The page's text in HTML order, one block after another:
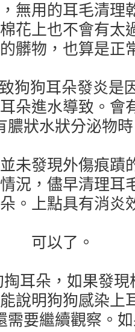
無用的耳毛清理
花上也不會有太
髒物，也算是正
狗耳朵發炎是
朵進水導致。會
膿狀水狀分泌物
未發現外傷痕蹟
況，儘早清理耳
。上點具有消炎
可以了。
朵，如果發現
說明狗狗感染上
需要繼續觀察。